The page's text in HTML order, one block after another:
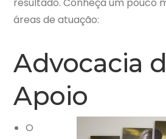
áreas de atuação:
Advocacia
Apoio
O